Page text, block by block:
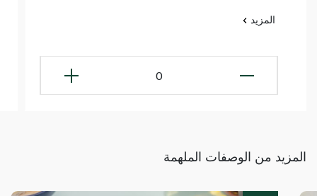
المزيد
0
المزيد من الوصفات الملهمة